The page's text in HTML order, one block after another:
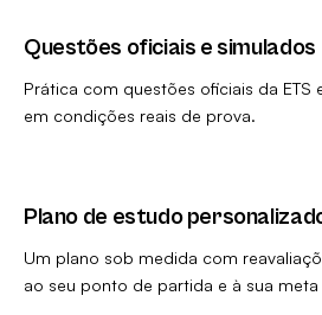
Questões oficiais e simulados
Prática com questões oficiais da
em condições reais de prova.
Plano de estudo
Um plano sob medida com
ao seu ponto de partida e à sua meta